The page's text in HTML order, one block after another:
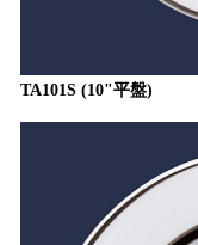
TA101S (10"平盤)